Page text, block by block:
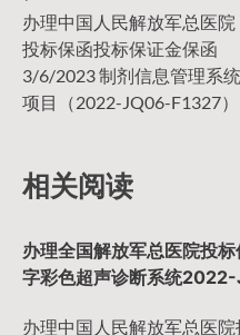
文
章
航
办理中国人民解放军总医院
投标保函投标保证金保函
3/6/2023 制剂信息管理系统
项目（2022-JQ06-F1327）
相关阅读
办理全国解放军总医院投
字彩色超声诊断系统
办理中国人民解放军总医